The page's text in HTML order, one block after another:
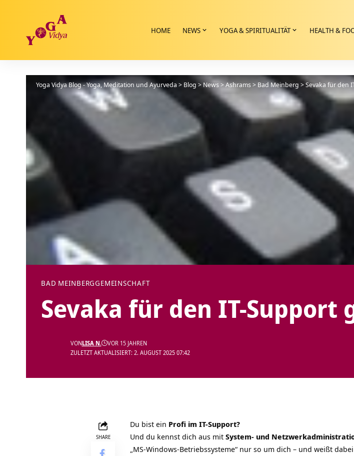
HOME NEWS YOGA & SPIRITUALITÄT HEALTH &
Yoga Vidya Blog - Yoga, Meditation und Ayurveda > Blog >News>Ashrams> Bad Meinberg >Sevaka für den
BAD MEINBERGGEMEINSCHAFT
Sevaka für den IT-Support
ZULETZT AKTUALISIERT: 2. AUGUST 2025 07:42
VONLISA N. VOR 15 JAHREN
SHARE
Du bist ein Profi im IT-Support?
Und du kennst dich aus mit System- und
„MS-Windows-Betriebssysteme“ nur so um dich – und weißt